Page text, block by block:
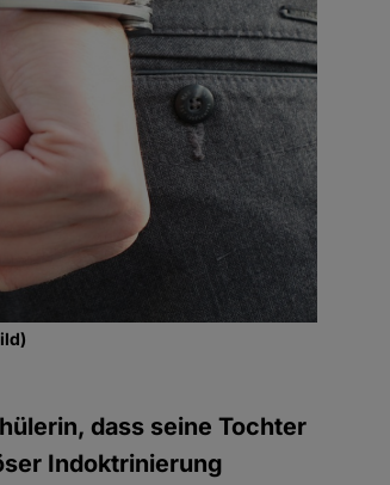
dass seine Tochter
Indoktrinierung